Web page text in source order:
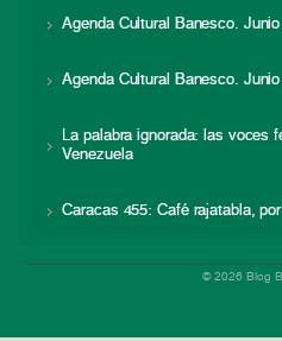
Agenda Cultural Banesco.
Agenda Cultural Banesco.
La palabra ignorada: las voces
Venezuela
Caracas 455: Café rajatabla,
© 2026 Blog